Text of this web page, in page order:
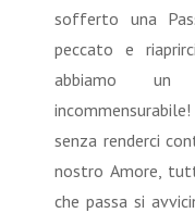
sofferto una
peccato e
abbiamo un
senza renderci
nostro Amore,
che passa si